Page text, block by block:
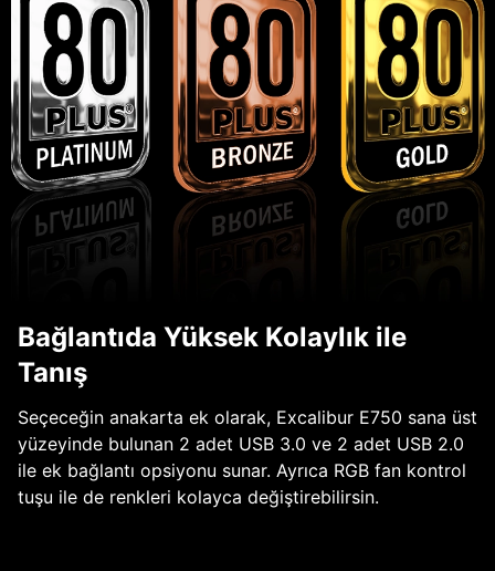
Bağlantıda Yüksek Kolaylık ile
Tanış
Seçeceğin anakarta ek olarak, Excalibur E750 sana üst
yüzeyinde bulunan 2 adet USB 3.0 ve 2 adet USB 2.0
ile ek bağlantı opsiyonu sunar. Ayrıca RGB fan kontrol
tuşu ile de renkleri kolayca değiştirebilirsin.